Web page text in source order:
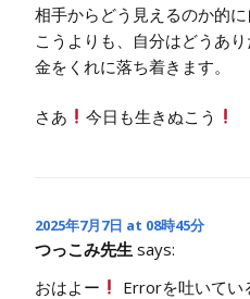
相手からどう見えるのか的
こうよりも、自分はどうあ
金をくれに落ち着きます。
さあ 今日も生きぬこう
2025年7月7日 at 08時45分
つっこみ先生 says:
おはよー
Errorを吐いてい